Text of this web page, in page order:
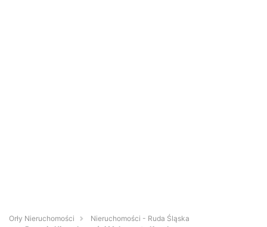
Orły Nieruchomości
Nieruchomości - Ruda Śląska